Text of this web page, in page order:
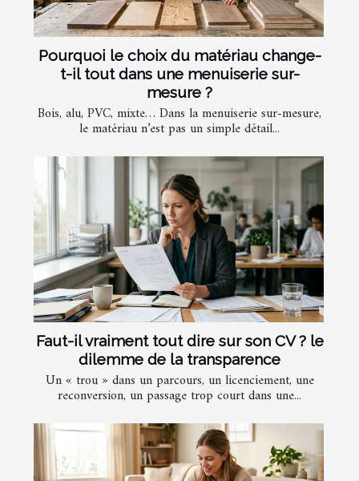
Pourquoi le choix du matériau change-
t-il tout dans une menuiserie sur-
mesure ?
Bois, alu, PVC, mixte… Dans la menuiserie sur-mesure,
le matériau n’est pas un simple détail...
Faut-il vraiment tout dire sur son CV ? le
dilemme de la transparence
Un « trou » dans un parcours, un licenciement, une
reconversion, un passage trop court dans une...